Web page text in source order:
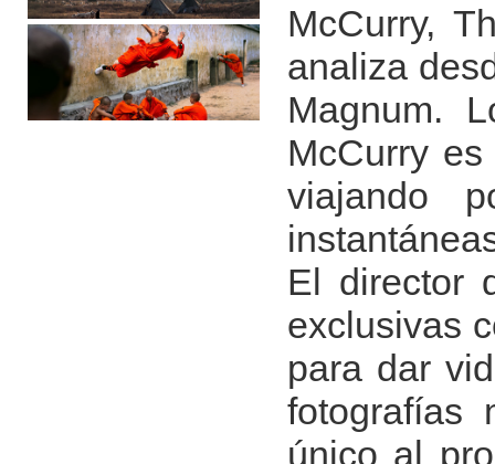
McCurry,
analiza
Magnum.
McCurry
viajando
El director
exclusivas
para dar
fotografías
único al